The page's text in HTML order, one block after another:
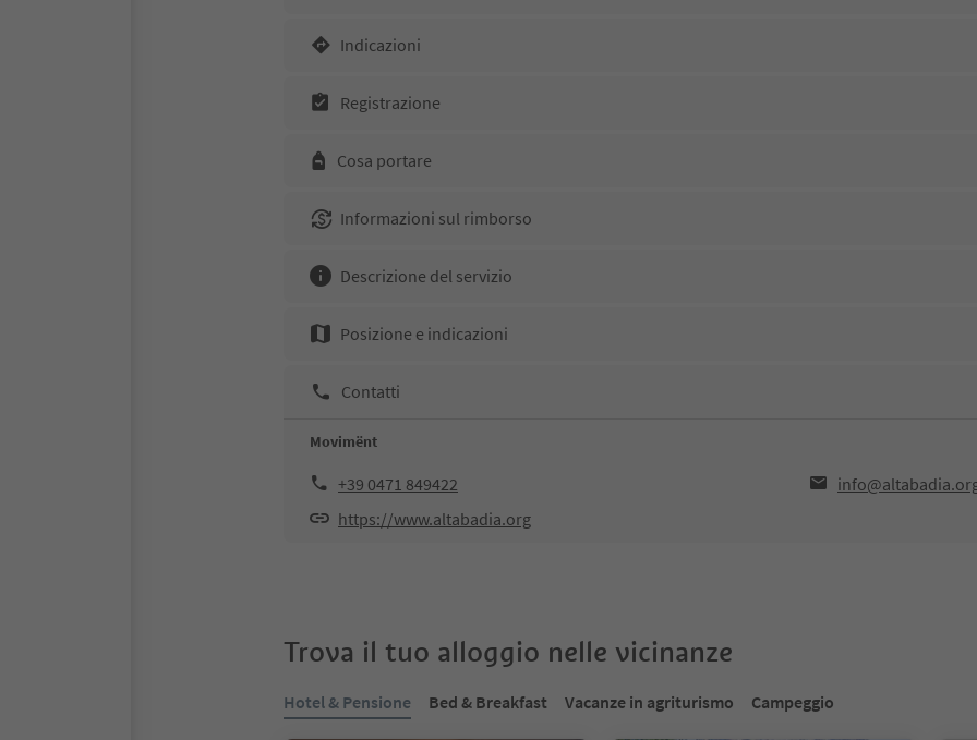
Indicazioni
Registrazione
Cosa portare
Informazioni sul rimborso
Descrizione del servizio
Posizione e indicazioni
Contatti
Movimënt
+39 0471 849422
https://www.altabadia.org
Trova il tuo alloggio nelle vicinanze
Hotel & Pensione Bed & Breakfast Vacanze in agriturismo Campeggio